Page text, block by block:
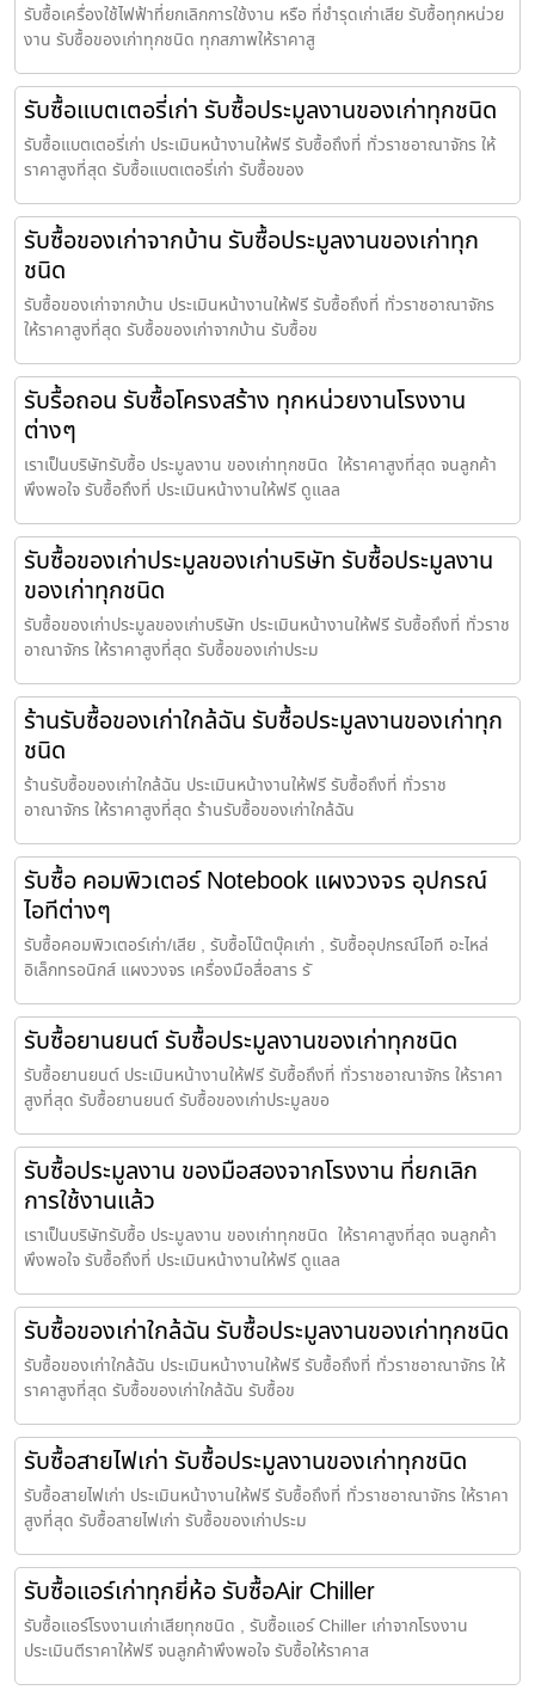
รับซื้อเครื่องใช้ไฟฟ้าที่ยกเลิกการใช้งาน หรือ ที่ชำรุดเก่าเสีย รับซื้อทุกหน่วย
งาน รับซื้อของเก่าทุกชนิด ทุกสภาพให้ราคาสู
รับซื้อแบตเตอรี่เก่า รับซื้อประมูลงานของเก่าทุกชนิด
รับซื้อแบตเตอรี่เก่า ประเมินหน้างานให้ฟรี รับซื้อถึงที่ ทั่วราชอาณาจักร ให้
ราคาสูงที่สุด รับซื้อแบตเตอรี่เก่า รับซื้อของ
รับซื้อของเก่าจากบ้าน รับซื้อประมูลงานของเก่าทุก
ชนิด
รับซื้อของเก่าจากบ้าน ประเมินหน้างานให้ฟรี รับซื้อถึงที่ ทั่วราชอาณาจักร
ให้ราคาสูงที่สุด รับซื้อของเก่าจากบ้าน รับซื้อข
รับรื้อถอน รับซื้อโครงสร้าง ทุกหน่วยงานโรงงาน
ต่างๆ
เราเป็นบริษัทรับซื้อ ประมูลงาน ของเก่าทุกชนิด ให้ราคาสูงที่สุด จนลูกค้า
พึงพอใจ รับซื้อถึงที่ ประเมินหน้างานให้ฟรี ดูแลล
รับซื้อของเก่าประมูลของเก่าบริษัท รับซื้อประมูลงาน
ของเก่าทุกชนิด
รับซื้อของเก่าประมูลของเก่าบริษัท ประเมินหน้างานให้ฟรี รับซื้อถึงที่ ทั่วราช
อาณาจักร ให้ราคาสูงที่สุด รับซื้อของเก่าประม
ร้านรับซื้อของเก่าใกล้ฉัน รับซื้อประมูลงานของเก่าทุก
ชนิด
ร้านรับซื้อของเก่าใกล้ฉัน ประเมินหน้างานให้ฟรี รับซื้อถึงที่ ทั่วราช
อาณาจักร ให้ราคาสูงที่สุด ร้านรับซื้อของเก่าใกล้ฉัน
รับซื้อ คอมพิวเตอร์ Notebook แผงวงจร อุปกรณ์
ไอทีต่างๆ
รับซื้อคอมพิวเตอร์เก่า/เสีย , รับซื้อโน๊ตบุ๊คเก่า , รับซื้ออุปกรณ์ไอที อะไหล่
อิเล็กทรอนิกส์ แผงวงจร เครื่องมือสื่อสาร รั
รับซื้อยานยนต์ รับซื้อประมูลงานของเก่าทุกชนิด
รับซื้อยานยนต์ ประเมินหน้างานให้ฟรี รับซื้อถึงที่ ทั่วราชอาณาจักร ให้ราคา
สูงที่สุด รับซื้อยานยนต์ รับซื้อของเก่าประมูลขอ
รับซื้อประมูลงาน ของมือสองจากโรงงาน ที่ยกเลิก
การใช้งานแล้ว
เราเป็นบริษัทรับซื้อ ประมูลงาน ของเก่าทุกชนิด ให้ราคาสูงที่สุด จนลูกค้า
พึงพอใจ รับซื้อถึงที่ ประเมินหน้างานให้ฟรี ดูแลล
รับซื้อของเก่าใกล้ฉัน รับซื้อประมูลงานของเก่าทุกชนิด
รับซื้อของเก่าใกล้ฉัน ประเมินหน้างานให้ฟรี รับซื้อถึงที่ ทั่วราชอาณาจักร ให้
ราคาสูงที่สุด รับซื้อของเก่าใกล้ฉัน รับซื้อข
รับซื้อสายไฟเก่า รับซื้อประมูลงานของเก่าทุกชนิด
รับซื้อสายไฟเก่า ประเมินหน้างานให้ฟรี รับซื้อถึงที่ ทั่วราชอาณาจักร ให้ราคา
สูงที่สุด รับซื้อสายไฟเก่า รับซื้อของเก่าประม
รับซื้อแอร์เก่าทุกยี่ห้อ รับซื้อAir Chiller
รับซื้อแอร์โรงงานเก่าเสียทุกชนิด , รับซื้อแอร์ Chiller เก่าจากโรงงาน
ประเมินตีราคาให้ฟรี จนลูกค้าพึงพอใจ รับซื้อให้ราคาส